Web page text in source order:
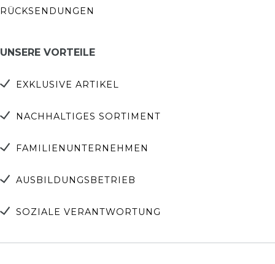
RÜCKSENDUNGEN
UNSERE VORTEILE
EXKLUSIVE ARTIKEL
NACHHALTIGES SORTIMENT
FAMILIENUNTERNEHMEN
AUSBILDUNGSBETRIEB
SOZIALE VERANTWORTUNG